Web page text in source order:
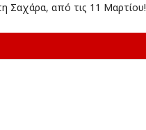
Σαχάρα, από τις 11 Μαρτίου!